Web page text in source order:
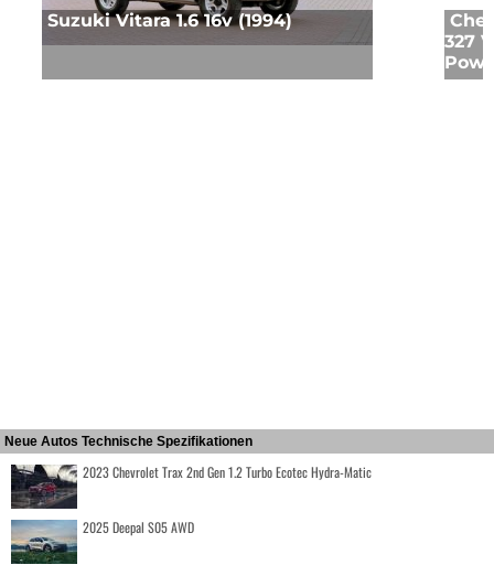
Suzuki Vitara 1.6 16v (1994)
327
Neue Autos Technische Spezifikationen
2023 Chevrolet Trax 2nd Gen 1.2 Turbo Ecotec Hydra-Matic
2025 Deepal S05 AWD